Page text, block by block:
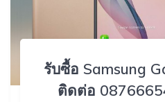
รับซื้อ Samsung
ติดต่อ